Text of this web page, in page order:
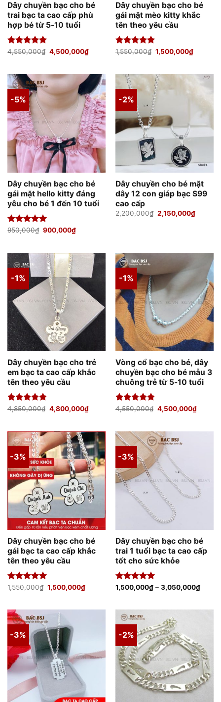
Dây chuyền bạc cho bé
trai bạc ta cao cấp phù
hợp bé từ 5-10 tuổi
Được xếp
4,550,000₫ Giá
gốc
4,500,000₫Giá
hiện
4,500,000₫.
Dây chuyền bạc cho bé
gái mặt mèo kitty khắc
tên theo yêu cầu
Được xếp
1,550,000₫ Giá
gốc
1,500,000₫Giá
hiện
-5%
Dây chuyền bạc cho bé
gái mặt hello kitty đáng
yêu cho bé 1 đến 10 tuổi
Được xếp
950,000₫ Giá
900,000₫Giá
hiện
900,000₫.
-2%
Dây chuyền cho bé mặt
dây 12 con giáp bạc S99
cao cấp
2,200,000₫ Giá
gốc
2,150,000₫Giá
hiện
-1%
Dây chuyền bạc cho trẻ
em bạc ta cao cấp khắc
tên theo yêu cầu
Được xếp
4,850,000₫ Giá
gốc
4,800,000₫Giá
hiện
4,800,000₫.
-1%
Vòng cổ bạc cho bé, dây
chuyền bạc cho bé mẫu 3
chuông trẻ từ 5-10 tuổi
Được xếp
4,550,000₫ Giá
gốc
4,500,000₫Giá
hiện
-3%
Dây chuyền bạc cho bé
gái bạc ta cao cấp khắc
tên theo yêu cầu
Được xếp
1,550,000₫ Giá
gốc
1,500,000₫Giá
hiện
1,500,000₫.
-3%
Dây chuyền bạc cho bé
trai 1 tuổi bạc ta cao cấp
tốt cho sức khỏe
Được xếp
1,500,000₫– 3,050,000₫
-3% -2%